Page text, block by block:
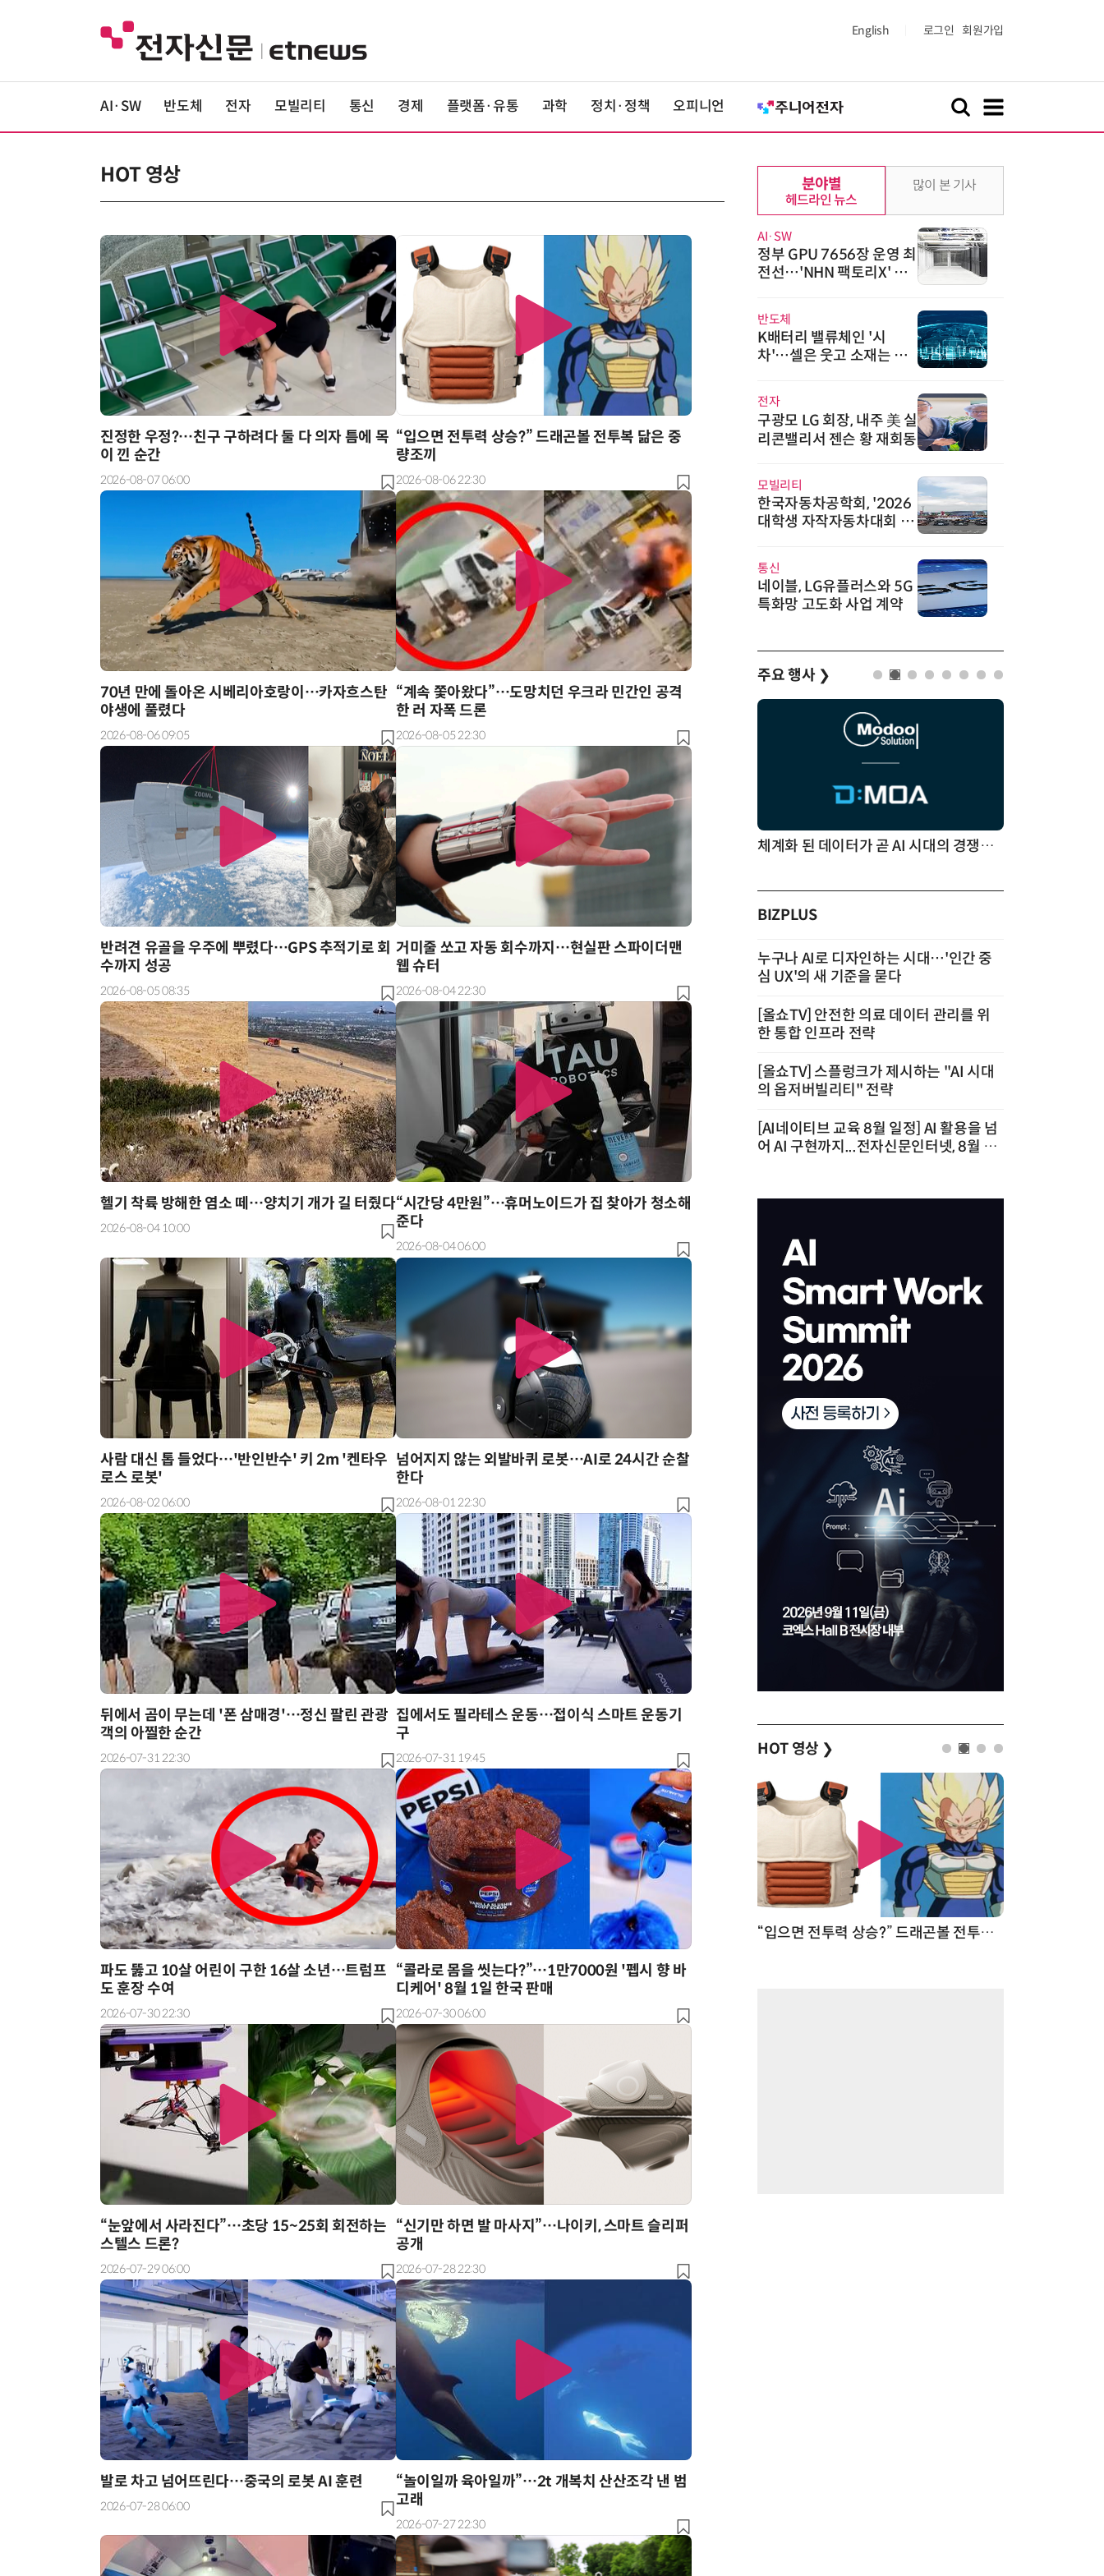
English 로그인 회원가입
AI·SW 반도체 전자 모빌리티 통신 경제 플랫폼·유통 과학 정치·정책 오피니언
HOT 영상
진정한 우정?…친구 구하려다 둘 다 의자 틈에 목
이 낀 순간
2026-08-07 06:00
“입으면 전투력 상승?” 드래곤볼 전투복 닮은 중
량조끼
2026-08-06 22:30
70년 만에 돌아온 시베리아호랑이…카자흐스탄
야생에 풀렸다
2026-08-06 09:05
“계속 쫓아왔다”…도망치던 우크라 민간인 공격
한 러 자폭 드론
2026-08-05 22:30
반려견 유골을 우주에 뿌렸다…GPS 추적기로 회
수까지 성공
2026-08-05 08:35
거미줄 쏘고 자동 회수까지…현실판 스파이더맨
웹 슈터
2026-08-04 22:30
헬기 착륙 방해한 염소 떼…양치기 개가 길 터줬다
2026-08-04 10:00
“시간당 4만원”…휴머노이드가 집 찾아가 청소해
준다
2026-08-04 06:00
사람 대신 톱 들었다…'반인반수' 키 2m '켄타우
로스 로봇'
2026-08-02 06:00
넘어지지 않는 외발바퀴 로봇…AI로 24시간 순찰
한다
2026-08-01 22:30
뒤에서 곰이 무는데 '폰 삼매경'…정신 팔린 관광
객의 아찔한 순간
2026-07-31 22:30
집에서도 필라테스 운동…접이식 스마트 운동기
구
2026-07-31 19:45
파도 뚫고 10살 어린이 구한 16살 소년…트럼프
도 훈장 수여
2026-07-30 22:30
“콜라로 몸을 씻는다?”…1만7000원 '펩시 향 바
디케어' 8월 1일 한국 판매
2026-07-30 06:00
“눈앞에서 사라진다”…초당 15~25회 회전하는
스텔스 드론?
2026-07-29 06:00
“신기만 하면 발 마사지”…나이키, 스마트 슬리퍼
공개
2026-07-28 22:30
발로 차고 넘어뜨린다…중국의 로봇 AI 훈련
2026-07-28 06:00
“놀이일까 육아일까”…2t 개복치 산산조각 낸 범
고래
2026-07-27 22:30
분야별
헤드라인 뉴스
AI·SW
정부 GPU 7656장 운영 최
전선…'NHN 팩토리X' 가
반도체
K배터리 밸류체인 '시
차'…셀은 웃고 소재는 아
전자
구광모 LG 회장, 내주 美 실
리콘밸리서 젠슨 황 재회동
모빌리티
한국자동차공학회, '2026
대학생 자작자동차대회 포
통신
네이블, LG유플러스와 5G
특화망 고도화 사업 계약
많이 본 기사
주요 행사 ❯
AI Native Enterprise를 지원하는 AI Ready Data 플랫폼 활용 전략 AI 시대의 옵저버빌리티: GPU·LLM 모니터링부터 AI 기반 장애 대응까지 현업에서 바로 쓰는 "하네스 엔지니어링" 실습 교육
BIZPLUS
누구나 AI로 디자인하는 시대…'인간 중
심 UX'의 새 기준을 묻다
[올쇼TV] 안전한 의료 데이터 관리를 위
한 통합 인프라 전략
[올쇼TV] 스플렁크가 제시하는 "AI 시대
의 옵저버빌리티" 전략
[AI네이티브 교육 8월 일정] AI 활용을 넘
어 AI 구현까지...전자신문인터넷, 8월 실
HOT 영상 ❯
“계속 쫓아왔다”…도망치던 우크라 민간인 공격한 러 자폭 드론 진정한 우정?…친구 구하려다 둘 다 의자 틈에 목이 낀 순간 70년 만에 돌아온 시베리아호랑이…카자흐스탄 야생에 풀렸다